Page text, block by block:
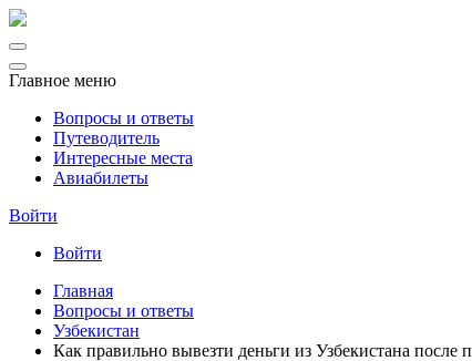
Главное меню
Вопросы и ответы
Путеводитель
Интересные места
Авиабилеты
Войти
Войти
Главная
Вопросы и ответы
Узбекистан
Как правильно вывезти деньги из Узбекистана